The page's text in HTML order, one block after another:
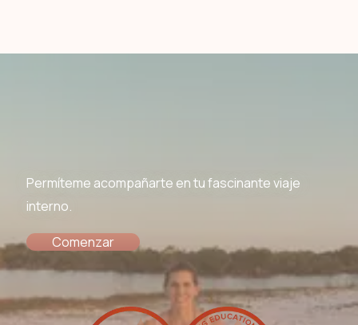
Permíteme acompañarte en tu fascinante viaje
interno.
Comenzar